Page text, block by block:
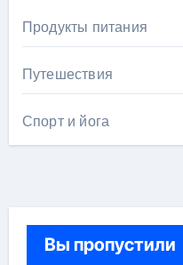
Продукты питания
Путешествия
Спорт и йога
Вы пропустили